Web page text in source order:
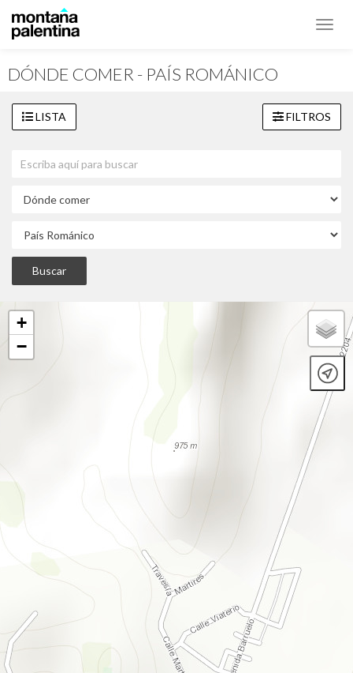
DÓNDE COMER - PAÍS ROMÁNICO
LISTA FILTROS
+
−